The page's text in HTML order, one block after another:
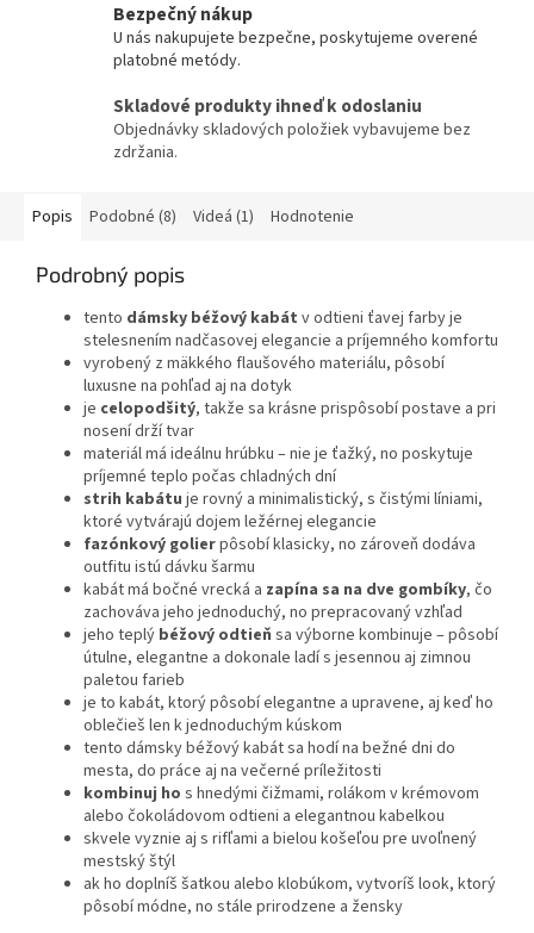
Bezpečný nákup
U nás nakupujete bezpečne, poskytujeme overené
platobné metódy.
Skladové produkty ihneď k odoslaniu
Objednávky skladových položiek vybavujeme bez
zdržania.
Popis Podobné (8) Videá (1) Hodnotenie
Podrobný popis
tento dámsky béžový kabát v odtieni ťavej farby je
stelesnením nadčasovej elegancie a príjemného komfortu
vyrobený z mäkkého flaušového materiálu, pôsobí
luxusne na pohľad aj na dotyk
je celopodšitý, takže sa krásne prispôsobí postave a pri
nosení drží tvar
materiál má ideálnu hrúbku – nie je ťažký, no poskytuje
príjemné teplo počas chladných dní
strih kabátu je rovný a minimalistický, s čistými líniami,
ktoré vytvárajú dojem ležérnej elegancie
fazónkový golierpôsobí klasicky, no zároveň dodáva
outfitu istú dávku šarmu
kabát má bočné vrecká a zapína sa na dve gombíky, čo
zachováva jeho jednoduchý, no prepracovaný vzhľad
jeho teplý béžový odtieň sa výborne kombinuje – pôsobí
útulne, elegantne a dokonale ladí s jesennou aj zimnou
paletou farieb
je to kabát, ktorý pôsobí elegantne a upravene, aj keď ho
oblečieš len k jednoduchým kúskom
tento dámsky béžový kabát sa hodí na bežné dni do
mesta, do práce aj na večerné príležitosti
kombinuj ho s hnedými čižmami, rolákom v krémovom
alebo čokoládovom odtieni a elegantnou kabelkou
skvele vyznie aj s rifľami a bielou košeľou pre uvoľnený
mestský štýl
ak ho doplníš šatkou alebo klobúkom, vytvoríš look, ktorý
pôsobí módne, no stále prirodzene a žensky